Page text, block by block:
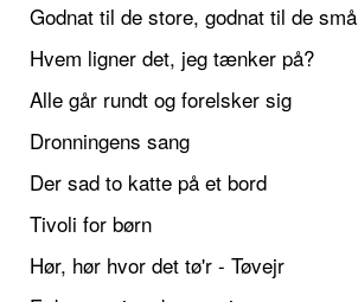
Godnat til de store, godnat til de små
Hvem ligner det, jeg tænker på?
Alle går rundt og forelsker sig
Dronningens sang
Der sad to katte på et bord
Tivoli for børn
Hør, hør hvor det tø'r - Tøvejr